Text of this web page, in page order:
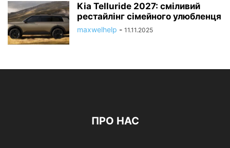
Kia Telluride 2027: сміливий
рестайлінг сімейного улюбленця
maxwelhelp - 11.11.2025
ПРО НАС